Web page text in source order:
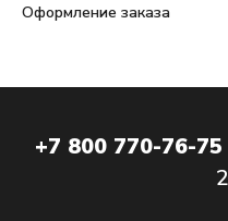
Оформление заказа
+7 800 770-76-75